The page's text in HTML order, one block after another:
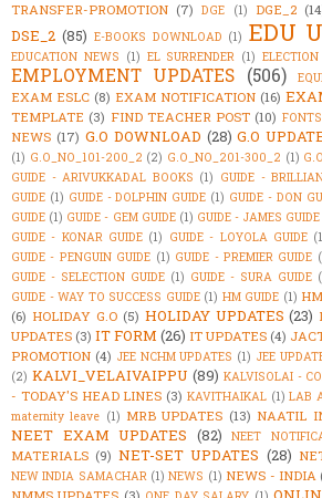
TRANSFER-PROMOTION (7) DGE (1) DGE_2
DSE_2 (85) E-BOOKS DOWNLOAD (1) EDU
EDUCATION NEWS (1) EL SURRENDER (1) ELECTION
EMPLOYMENT UPDATES (506)
EXAM ESLC (8) EXAM NOTIFICATION (16)
TEMPLATE (3) FIND TEACHER POST (10)
NEWS (17) G.O DOWNLOAD (28) G.O
(1) G.O_NO_101-200_2 (2) G.O_NO_201-300_2 (1)
GUIDE - ARIVUKKADAL BOOKS (1) GUIDE -
GUIDE (1) GUIDE - DOLPHIN GUIDE (1) GUIDE - DON
GUIDE (1) GUIDE - GEM GUIDE (1) GUIDE - JAMES GUIDE
GUIDE - KONAR GUIDE (1) GUIDE - LOYOLA GUIDE
GUIDE - PENGUIN GUIDE (1) GUIDE - PREMIER GUIDE
GUIDE - SELECTION GUIDE (1) GUIDE - SURA GUIDE
GUIDE - WAY TO SUCCESS GUIDE (1) HM GUIDE (1)
(6) HOLIDAY G.O (5) HOLIDAY UPDATES (23)
UPDATES (3) IT FORM (26) IT UPDATES (4)
PROMOTION (4) JEE NCHM UPDATES (1) JEE
(2) KALVI_VELAIVAIPPU (89) KALVISOLAI -
- TODAY'S HEAD LINES (3) KAVITHAIKAL (1) LAB
maternity leave (1) MRB UPDATES (13) NAATIL
NEET EXAM UPDATES (82) NEET
MATERIALS (9) NET-SET UPDATES (28)
NEW INDIA SAMACHAR (1) NEWS (1) NEWS - INDIA